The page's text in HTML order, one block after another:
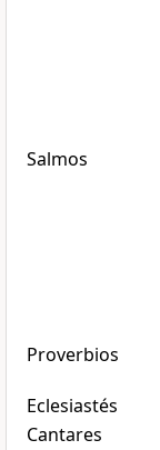
Salmos
Proverbios
Eclesiastés
Cantares